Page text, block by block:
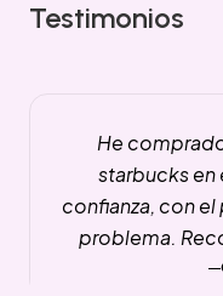
Testimonios
He
starbucks en
confianza, con
problema.